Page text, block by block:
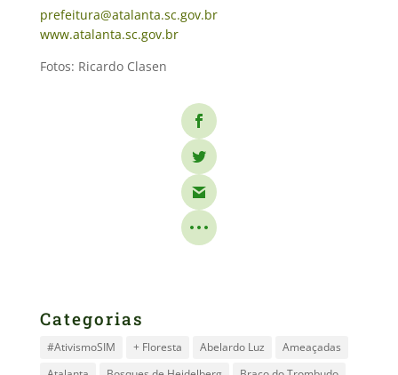
prefeitura@atalanta.sc.gov.br
www.atalanta.sc.gov.br
Fotos: Ricardo Clasen
Categorias
#AtivismoSIM + Floresta Abelardo Luz
Ameaçadas